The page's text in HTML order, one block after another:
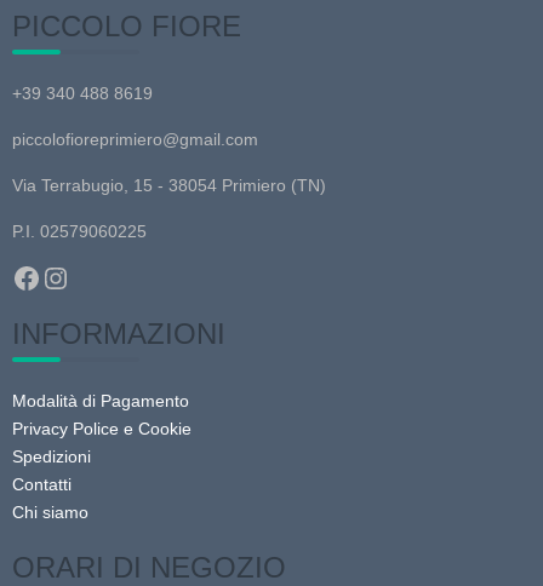
PICCOLO FIORE
+39 340 488 8619
piccolofioreprimiero@gmail.com
Via Terrabugio, 15 - 38054 Primiero (TN)
P.I. 02579060225
Facebook
Instagram
INFORMAZIONI
Modalità di Pagamento
Privacy Police e Cookie
Spedizioni
Contatti
Chi siamo
ORARI DI NEGOZIO